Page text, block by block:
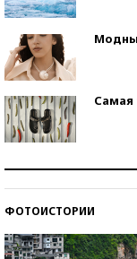
Самая
ФОТОИСТОРИИ